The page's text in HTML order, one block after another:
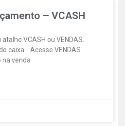
– VCASH
VCASH ou VENDAS.
caixa Acesse VENDAS
na venda